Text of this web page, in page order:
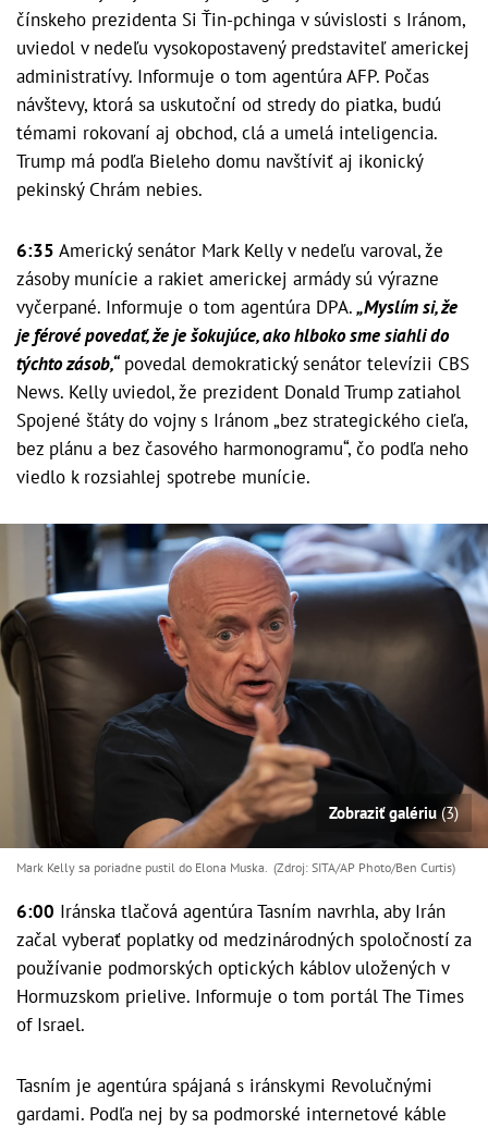
čínskeho prezidenta Si Ťin-pchinga v súvislosti s Iránom,
uviedol v nedeľu vysokopostavený predstaviteľ americkej
administratívy. Informuje o tom agentúra AFP. Počas
návštevy, ktorá sa uskutoční od stredy do piatka, budú
témami rokovaní aj obchod, clá a umelá inteligencia.
Trump má podľa Bieleho domu navštíviť aj ikonický
pekinský Chrám nebies.
6:35 Americký senátor Mark Kelly v nedeľu varoval, že
zásoby munície a rakiet americkej armády sú výrazne
vyčerpané. Informuje o tom agentúra DPA.„Myslím si, že
je férové povedať, že je šokujúce, ako hlboko sme siahli do
týchto zásob,“povedal demokratický senátor televízii CBS
News. Kelly uviedol, že prezident Donald Trump zatiahol
Spojené štáty do vojny s Iránom „bez strategického cieľa,
bez plánu a bez časového harmonogramu“, čo podľa neho
viedlo k rozsiahlej spotrebe munície.
Zobraziť galériu(3)
Mark Kelly sa poriadne pustil do Elona Muska. (Zdroj: SITA/AP Photo/Ben Curtis)
6:00 Iránska tlačová agentúra Tasním navrhla, aby Irán
začal vyberať poplatky od medzinárodných spoločností za
používanie podmorských optických káblov uložených v
Hormuzskom prielive. Informuje o tom portál The Times
of Israel.
Tasním je agentúra spájaná s iránskymi Revolučnými
gardami. Podľa nej by sa podmorské internetové káble